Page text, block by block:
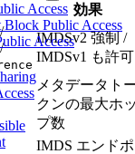
Access
Block Public Access
Access
効果
IMDSv2 強制 /
IMDSv1 も許可
メタデータト
クンの最大ホ
プ数
IMDS エンドポ